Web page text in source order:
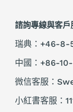
諮詢專線與客戶
瑞典：+46-8-
中國：+86-
微信客服：
小紅書客服：